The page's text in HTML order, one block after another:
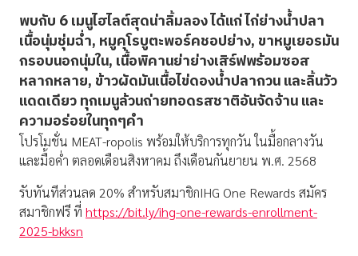
พบกับ 6 เมนูไฮไลต์สุดน่าลิ้มลอง ได้แก่ไก่ย่างน้ำปลา
เนื้อนุ่มชุ่มฉ่ำ, หมูคุโรบูตะพอร์คชอปย่าง, ขาหมูเยอรมัน
กรอบนอกนุ่มใน, เนื้อพิคานย่าย่างเสิร์ฟพร้อมซอส
หลากหลาย, ข้าวผัดมันเนื้อไข่ดองน้ำปลากวนและลิ้นวัว
แดดเดียวทุกเมนูล้วนถ่ายทอดรสชาติอันจัดจ้าน และ
ความอร่อยในทุกๆคำ
โปรโมชั่น MEAT-ropolis พร้อมให้บริการทุกวัน ในมื้อกลางวัน
และมื้อค่ำ ตลอดเดือนสิงหาคม ถึงเดือนกันยายน พ.ศ. 2568
รับทันทีส่วนลด 20% สำหรับสมาชิกIHG One Rewards สมัคร
สมาชิกฟรี ที่ https://bit.ly/ihg-one-rewards-enrollment-
2025-bkksn